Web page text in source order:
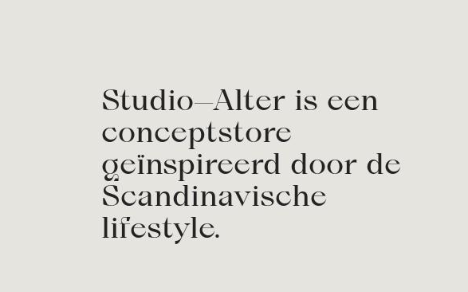
Studio—Alter is een
conceptstore
geïnspireerd door de
Scandinavische
lifestyle.